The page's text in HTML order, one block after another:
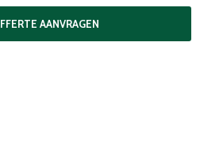
AANVRAGEN